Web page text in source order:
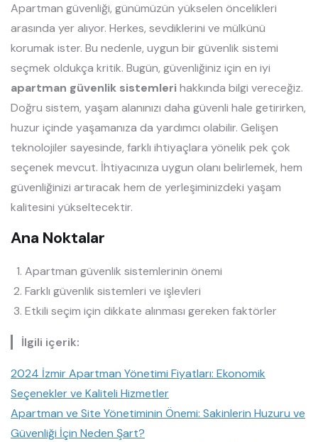
Apartman güvenliği, günümüzün yükselen öncelikleri
arasında yer alıyor. Herkes, sevdiklerini ve mülkünü
korumak ister. Bu nedenle, uygun bir güvenlik sistemi
seçmek oldukça kritik. Bugün, güvenliğiniz için en iyi
apartman güvenlik sistemlerihakkında bilgi vereceğiz.
Doğru sistem, yaşam alanınızı daha güvenli hale getirirken,
huzur içinde yaşamanıza da yardımcı olabilir. Gelişen
teknolojiler sayesinde, farklı ihtiyaçlara yönelik pek çok
seçenek mevcut. İhtiyacınıza uygun olanı belirlemek, hem
güvenliğinizi artıracak hem de yerleşiminizdeki yaşam
kalitesini yükseltecektir.
Ana Noktalar
Apartman güvenlik sistemlerinin önemi
Farklı güvenlik sistemleri ve işlevleri
Etkili seçim için dikkate alınması gereken faktörler
İlgili içerik:
2024 İzmir Apartman Yönetimi Fiyatları: Ekonomik
Seçenekler ve Kaliteli Hizmetler
Apartman ve Site Yönetiminin Önemi: Sakinlerin Huzuru ve
Güvenliği İçin Neden Şart?